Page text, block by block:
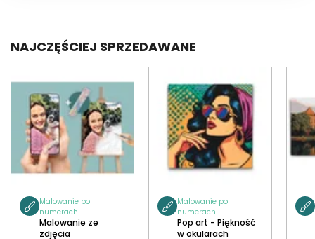
NAJCZĘŚCIEJ SPRZEDAWANE
Malowanie po
numerach
Malowanie ze
zdjęcia
Malowanie po
numerach
Pop art - Piękność
w okularach